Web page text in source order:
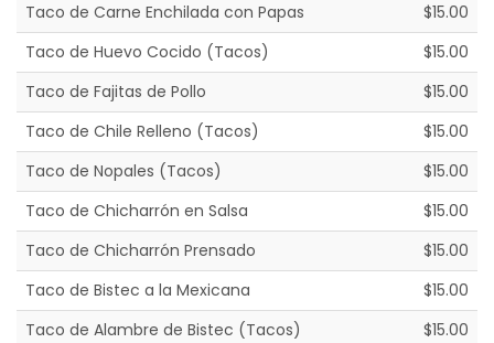
Taco de Carne Enchilada con Papas
$15.00
Taco de Huevo Cocido (Tacos)
$15.00
Taco de Fajitas de Pollo
$15.00
Taco de Chile Relleno (Tacos)
$15.00
Taco de Nopales (Tacos)
$15.00
Taco de Chicharrón en Salsa
$15.00
Taco de Chicharrón Prensado
$15.00
Taco de Bistec a la Mexicana
$15.00
Taco de Alambre de Bistec (Tacos)
$15.00